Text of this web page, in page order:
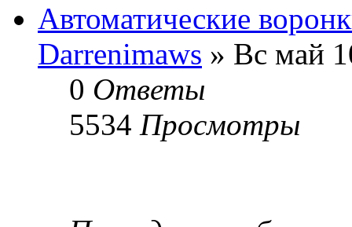
Автоматические
Darrenimaws » Вс май
0 Ответы
5534 Просмотры